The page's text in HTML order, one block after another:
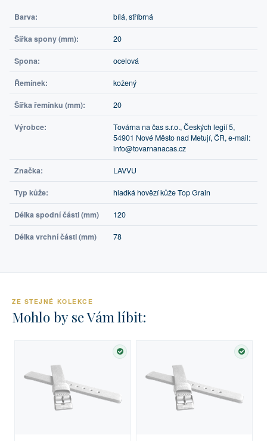
Barva: bílá, stříbrná
Šířka spony (mm): 20
Spona: ocelová
Řemínek: kožený
Šířka řemínku (mm): 20
Výrobce:
Továrna na čas s.r.o., Českých legií 5,
54901 Nové Město nad Metují, ČR, e-mail:
info@tovarnanacas.cz
Značka: LAVVU
Typ kůže: hladká hovězí kůže Top Grain
Délka spodní části (mm) 120
Délka vrchní části (mm) 78
ZE STEJNÉ KOLEKCE
Mohlo by se Vám líbit:
SKLADEM